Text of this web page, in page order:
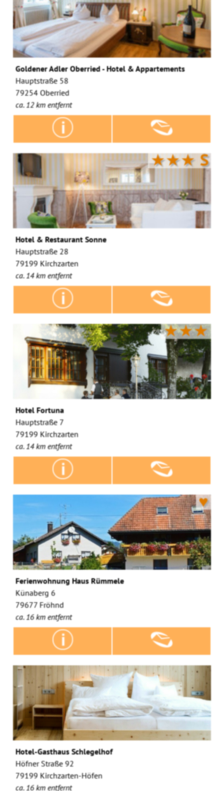
Goldener Adler Oberried - Hotel & Appartements
Hauptstraße 58
79254 Oberried
ca. 12 km entfernt
★★★S
Hotel & Restaurant Sonne
Hauptstraße 28
79199 Kirchzarten
ca. 14 km entfernt
★★★
Hotel Fortuna
Hauptstraße 7
79199 Kirchzarten
ca. 14 km entfernt
♥
Ferienwohnung Haus Rümmele
Künaberg 6
79677 Fröhnd
ca. 16 km entfernt
Hotel-Gasthaus Schlegelhof
Höfner Straße 92
79199 Kirchzarten-Höfen
ca. 16 km entfernt